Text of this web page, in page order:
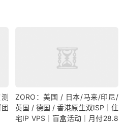
ZORO：美国 / 日本/马来/印尼/
英国 / 德国 / 香港原生双ISP｜住
宅IP VPS｜盲盒活动｜月付28.8